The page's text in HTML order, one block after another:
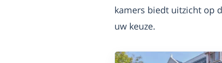
kamers biedt uitzicht op
uw keuze.